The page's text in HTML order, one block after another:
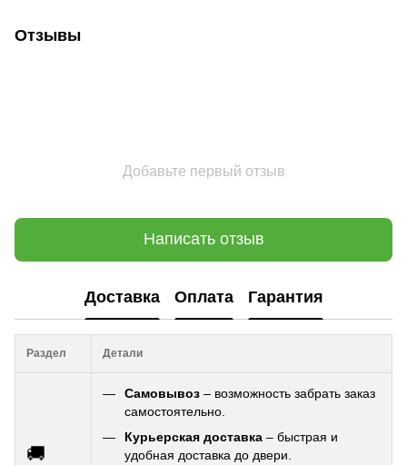
Отзывы
Добавьте первый отзыв
Написать отзыв
Доставка Оплата Гарантия
Раздел Детали
🚚
Самовывоз – возможность забрать заказ
самостоятельно.
Курьерская доставка – быстрая и
удобная доставка до двери.